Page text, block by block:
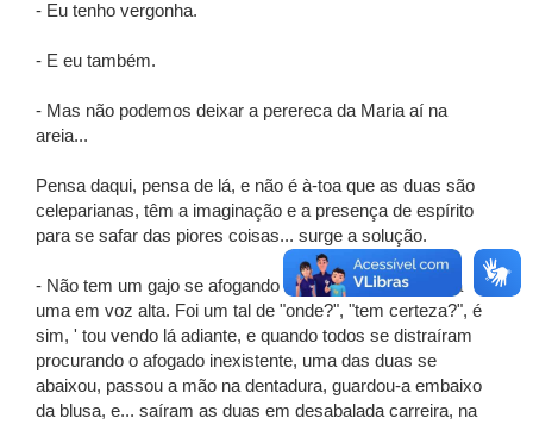
- Eu tenho vergonha.
- E eu também.
- Mas não podemos deixar a perereca da Maria aí na
areia...
Pensa daqui, pensa de lá, e não é à-toa que as duas são
celeparianas, têm a imaginação e a presença de espírito
para se safar das piores coisas... surge a solução.
- Não tem um gajo se afogando lá adiante??? Comenta
uma em voz alta. Foi um tal de "onde?", "tem certeza?", é
sim, ' tou vendo lá adiante, e quando todos se distraíram
procurando o afogado inexistente, uma das duas se
abaixou, passou a mão na dentadura, guardou-a embaixo
da blusa, e... saíram as duas em desabalada carreira, na